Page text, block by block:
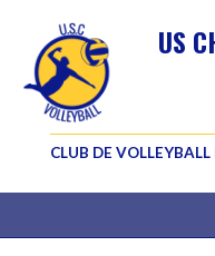
US
CLUB DE